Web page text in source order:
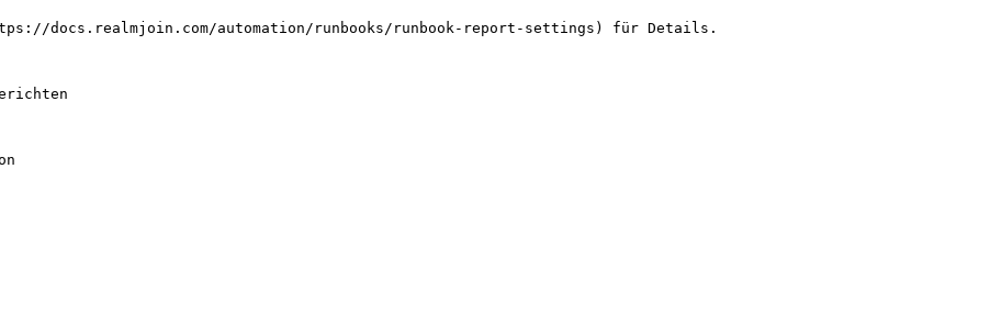
docs.realmjoin.com/automation/runbooks/runbook-report-settings) für Details.